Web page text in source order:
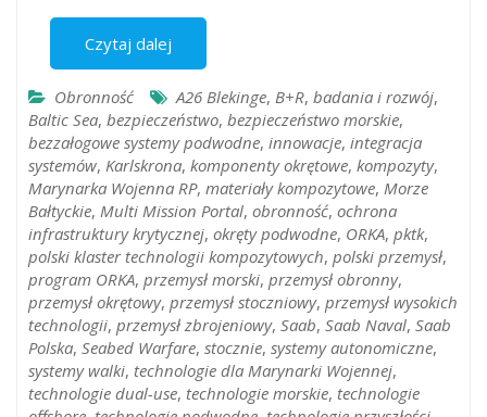
Czytaj dalej
Obronność A26 Blekinge, B+R, badania i rozwój,
Baltic Sea, bezpieczeństwo, bezpieczeństwo morskie,
bezzałogowe systemy podwodne, innowacje, integracja
systemów, Karlskrona, komponenty okrętowe, kompozyty,
Marynarka Wojenna RP, materiały kompozytowe, Morze
Bałtyckie, Multi Mission Portal, obronność, ochrona
infrastruktury krytycznej, okręty podwodne, ORKA, pktk,
polski klaster technologii kompozytowych, polski przemysł,
program ORKA, przemysł morski, przemysł obronny,
przemysł okrętowy, przemysł stoczniowy, przemysł wysokich
technologii, przemysł zbrojeniowy, Saab, Saab Naval, Saab
Polska, Seabed Warfare, stocznie, systemy autonomiczne,
systemy walki, technologie dla Marynarki Wojennej,
technologie dual-use, technologie morskie, technologie